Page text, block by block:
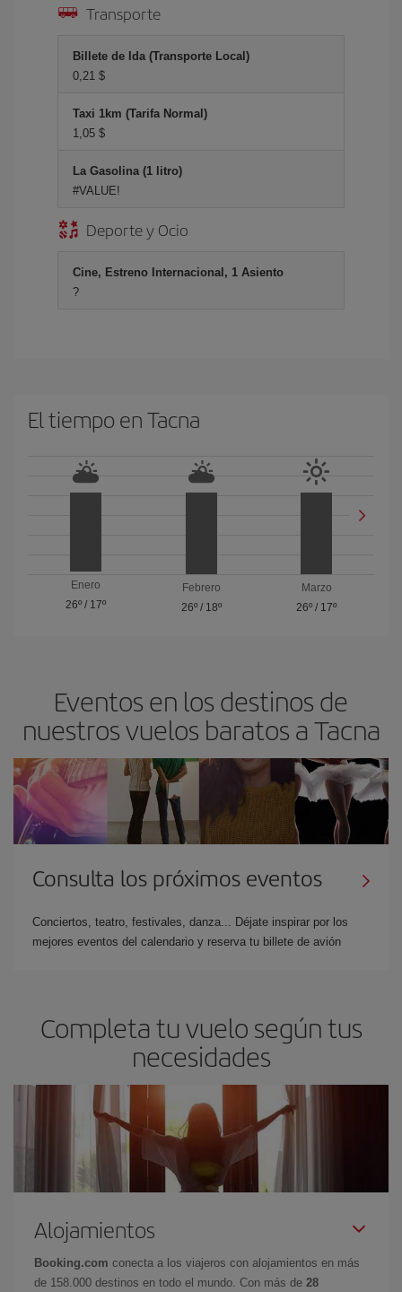
Transporte
Billete de Ida (Transporte Local)
0,21 $
Taxi 1km (Tarifa Normal)
1,05 $
La Gasolina (1 litro)
#VALUE!
Deporte y Ocio
Cine, Estreno Internacional, 1 Asiento
?
El tiempo en Tacna
Enero
26º/ 17º
Febrero
26º/ 18º
Marzo
26º / 17º
Eventos en los destinos de
nuestros vuelos baratos a Tacna
Consulta los próximos eventos
Conciertos, teatro, festivales, danza... Déjate inspirar por los
mejores eventos del calendario y reserva tu billete de avión
Completa tu vuelo según tus
necesidades
Alojamientos
Booking.com conecta a los viajeros con alojamientos en más
de 158.000 destinos en todo el mundo. Con más de 28